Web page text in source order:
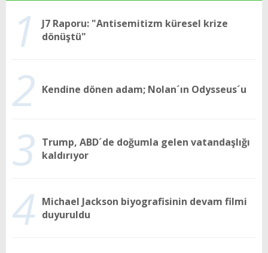
1
J7 Raporu: "Antisemitizm küresel krize
dönüştü"
2 Kendine dönen adam; Nolan´ın Odysseus´u
3 Trump, ABD´de doğumla gelen vatandaşlığı
kaldırıyor
4 Michael Jackson biyografisinin devam filmi
duyuruldu